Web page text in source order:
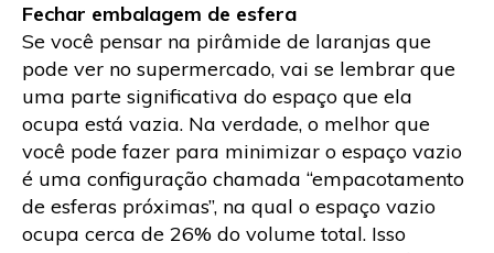
Fechar embalagem de esfera
Se você pensar na pirâmide de laranjas que
pode ver no supermercado, vai se lembrar que
uma parte significativa do espaço que ela
ocupa está vazia. Na verdade, o melhor que
você pode fazer para minimizar o espaço vazio
é uma configuração chamada “empacotamento
de esferas próximas”, na qual o espaço vazio
ocupa cerca de 26% do volume total. Isso